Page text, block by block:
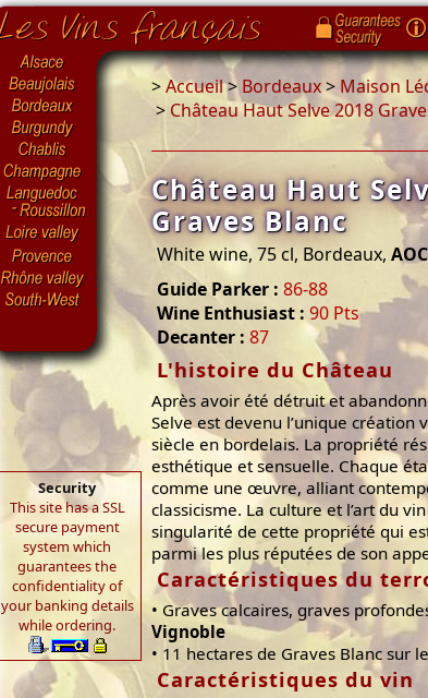
Security
This site has a SSL
secure payment
system which
guarantees the
confidentiality of
your banking details
while ordering.
>Accueil>Bordeaux> Maison
> Château Haut Selve 2018
Château Haut
Graves Blanc
White wine, 75 cl, Bordeaux,
Guide Parker : 86-88
Wine Enthusiast : 90 Pts
Decanter : 87
L'histoire du Château
Après avoir été détruit et
Selve est devenu l’unique création
siècle en bordelais. La propriété
esthétique et sensuelle. Chaque
comme une œuvre, alliant
classicisme. La culture et l’art du
singularité de cette propriété qui
parmi les plus réputées de son
Caractéristiques du
• Graves calcaires, graves
Vignoble
• 11 hectares de Graves Blanc sur
Caractéristiques du vin